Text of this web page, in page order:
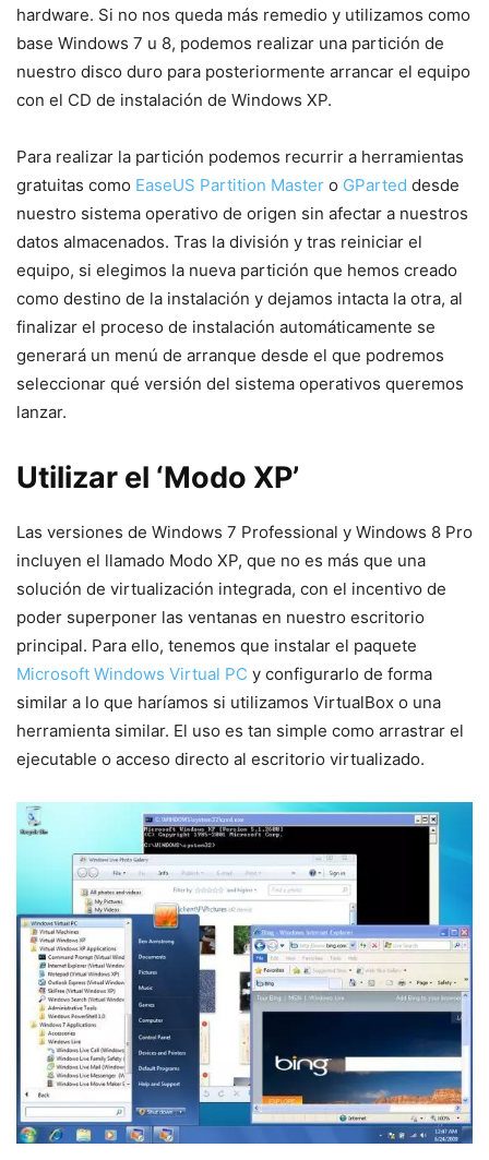
hardware. Si no nos queda más remedio y utilizamos como
base Windows 7 u 8, podemos realizar una partición de
nuestro disco duro para posteriormente arrancar el equipo
con el CD de instalación de Windows XP.
Para realizar la partición podemos recurrir a herramientas
gratuitas como EaseUS Partition Master o GParted desde
nuestro sistema operativo de origen sin afectar a nuestros
datos almacenados. Tras la división y tras reiniciar el
equipo, si elegimos la nueva partición que hemos creado
como destino de la instalación y dejamos intacta la otra, al
finalizar el proceso de instalación automáticamente se
generará un menú de arranque desde el que podremos
seleccionar qué versión del sistema operativos queremos
lanzar.
Utilizar el ‘Modo XP’
Las versiones de Windows 7 Professional y Windows 8 Pro
incluyen el llamado Modo XP, que no es más que una
solución de virtualización integrada, con el incentivo de
poder superponer las ventanas en nuestro escritorio
principal. Para ello, tenemos que instalar el paquete
Microsoft Windows Virtual PC y configurarlo de forma
similar a lo que haríamos si utilizamos VirtualBox o una
herramienta similar. El uso es tan simple como arrastrar el
ejecutable o acceso directo al escritorio virtualizado.